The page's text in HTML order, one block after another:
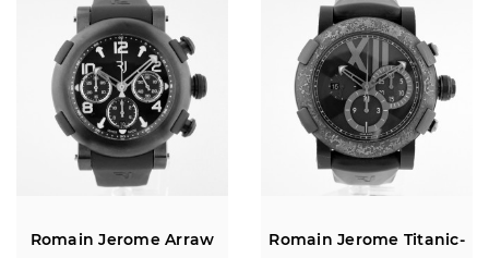
Romain Jerome Arraw
Romain Jerome Titanic-